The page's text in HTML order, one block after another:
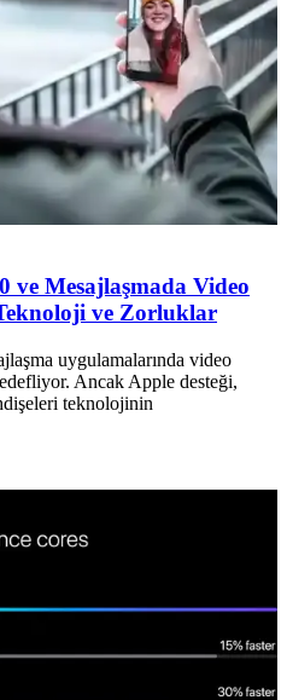
ve Mesajlaşmada Video
ve Zorluklar
uygulamalarında video
Ancak Apple desteği,
teknolojinin